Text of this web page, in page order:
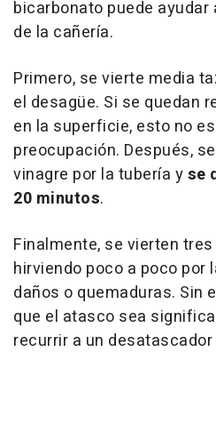
bicarbonato puede
de la cañería.
Primero, se vierte media
el desagüe. Si se quedan
en la superficie, esto no
preocupación. Después,
vinagre por la tubería yse
20 minutos.
Finalmente, se vierten
hirviendo poco a poco por
daños o quemaduras. Sin
que el atasco sea
recurrir a un desatascador